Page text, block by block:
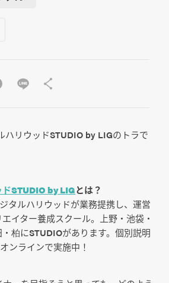
ハリウッドSTUDIO by LIGのトラで
STUDIO by LIGとは？
タルハリウッドが業務提携し、運営
イター養成スクール。上野・池袋・
柏にSTUDIOがあります。個別説明
ンラインで実施中！